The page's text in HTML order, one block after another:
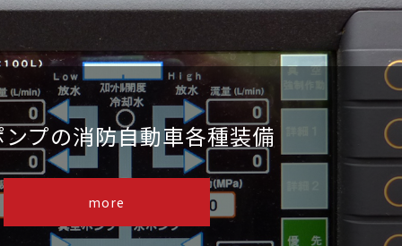
プの消防自動車各種装備
more